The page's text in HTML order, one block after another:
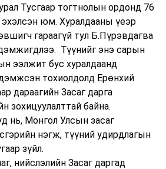
Тусгаар тогтнолын ордонд 76
юм. Хуралдааны үеэр
гараагүй тул Б.Пүрэвдагва
Түүнийг энэ сарын
ээлжит бус хуралдаанд
тохиолдолд Ерөнхий
дараагийн Засаг дарга
зохицуулалттай байна.
нь, Монгол Улсын засаг
нэгж, түүний удирдлагын
зүйл.
нийслэлийн Засаг даргад